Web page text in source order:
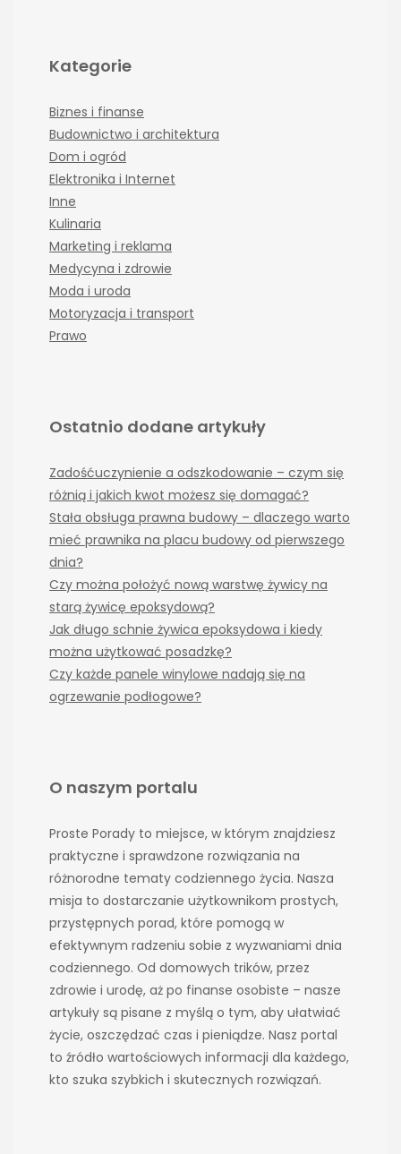
Kategorie
Biznes i finanse
Budownictwo i architektura
Dom i ogród
Elektronika i Internet
Inne
Kulinaria
Marketing i reklama
Medycyna i zdrowie
Moda i uroda
Motoryzacja i transport
Prawo
Ostatnio dodane artykuły
Zadośćuczynienie a odszkodowanie – czym się
różnią i jakich kwot możesz się domagać?
Stała obsługa prawna budowy – dlaczego warto
mieć prawnika na placu budowy od pierwszego
dnia?
Czy można położyć nową warstwę żywicy na
starą żywicę epoksydową?
Jak długo schnie żywica epoksydowa i kiedy
można użytkować posadzkę?
Czy każde panele winylowe nadają się na
ogrzewanie podłogowe?
O naszym portalu
Proste Porady to miejsce, w którym znajdziesz
praktyczne i sprawdzone rozwiązania na
różnorodne tematy codziennego życia. Nasza
misja to dostarczanie użytkownikom prostych,
przystępnych porad, które pomogą w
efektywnym radzeniu sobie z wyzwaniami dnia
codziennego. Od domowych trików, przez
zdrowie i urodę, aż po finanse osobiste – nasze
artykuły są pisane z myślą o tym, aby ułatwiać
życie, oszczędzać czas i pieniądze. Nasz portal
to źródło wartościowych informacji dla każdego,
kto szuka szybkich i skutecznych rozwiązań.